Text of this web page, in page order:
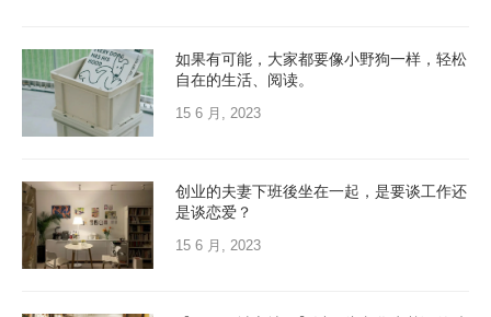
如果有可能，大家都要像小野狗一样，轻松
自在的生活、阅读。
15 6 月, 2023
创业的夫妻下班後坐在一起，是要谈工作还
是谈恋爱？
15 6 月, 2023